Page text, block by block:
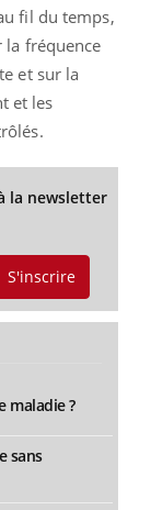
fil du temps,
fréquence
et sur la
et les
la newsletter
S'inscrire
maladie ?
sans